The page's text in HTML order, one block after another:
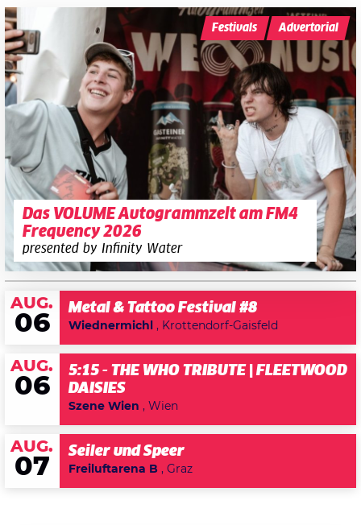
Das VOLUME Autogrammzelt am FM4
Frequency 2026
presented by Infinity Water
Festivals Advertorial
AUG.
06
Metal & Tattoo Festival #8
Wiednermichl , Krottendorf-Gaisfeld
AUG.
06
5:15 - THE WHO TRIBUTE | FLEETWOOD
DAISIES
Szene Wien , Wien
AUG.
07
Seiler und Speer
Freiluftarena B , Graz